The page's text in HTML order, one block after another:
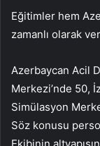
Eğitimler hem
zamanlı olarak
Azerbaycan Acil
Merkezi’nde 50,
Simülasyon
Söz konusu
Ekibinin